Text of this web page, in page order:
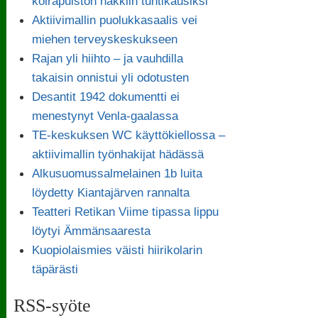
Aktiivimallin puolukkasaalis vei
miehen terveyskeskukseen
Rajan yli hiihto – ja vauhdilla
takaisin onnistui yli odotusten
Desantit 1942 dokumentti ei
menestynyt Venla-gaalassa
TE-keskuksen WC käyttökiellossa –
aktiivimallin työnhakijat hädässä
Alkusuomussalmelainen 1b luita
löydetty Kiantajärven rannalta
Teatteri Retikan Viime tipassa lippu
löytyi Ämmänsaaresta
Kuopiolaismies väisti hiirikolarin
täpärästi
RSS-syöte